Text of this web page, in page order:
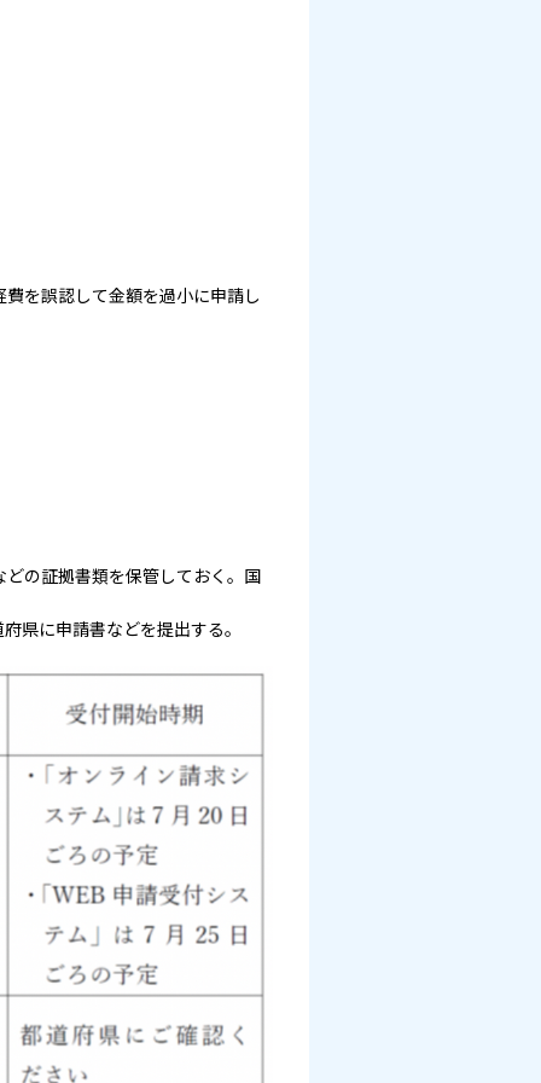
を誤認して金額を過小に申請し
の証拠書類を保管しておく。国
県に申請書などを提出する。